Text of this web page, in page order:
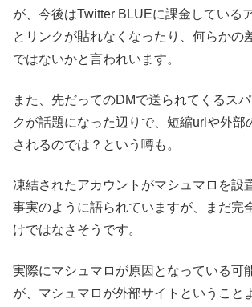
が、今後はTwitter BLUEに課金している
とリンクが貼れなくなったり、何らかの
ではないかと言われいます。
また、先だってのDMで送られてくるス
クが話題になった辺りで、短縮urlや外部
されるのでは？という噂も。
凍結されたアカウントがマシュマロを設
事実のように語られていますが、まだ完
けではなさそうです。
実際にマシュマロが原因となっている可
が、マシュマロが外部サイトということ